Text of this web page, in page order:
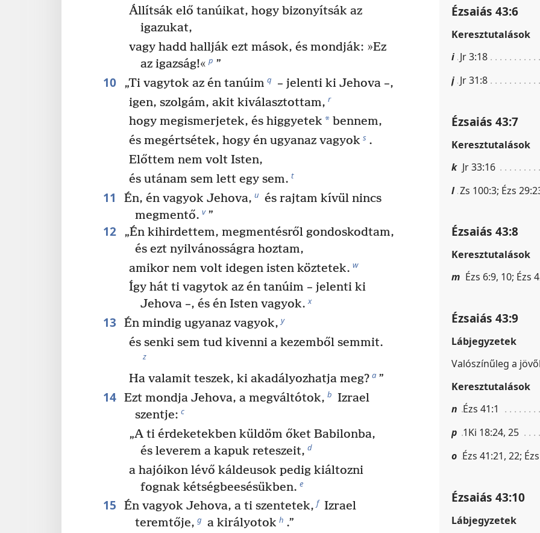
Állítsák elő tanúikat, hogy bizonyítsák az
igazukat,
vagy hadd hallják ezt mások, és mondják: »Ez
az igazság!« p ”
10 „Ti vagytok az én tanúim q
– jelenti ki Jehova –,
igen, szolgám, akit kiválasztottam, r
hogy megismerjetek, és higgyetek * bennem,
és megértsétek, hogy én ugyanaz vagyok s .
Előttem nem volt Isten,
és utánam sem lett egy sem. t
11 Én, én vagyok Jehova, u és rajtam kívül nincs
megmentő. v ”
12
„Én kihirdettem, megmentésről gondoskodtam,
és ezt nyilvánosságra hoztam,
amikor nem volt idegen isten köztetek. w
Így hát ti vagytok az én tanúim – jelenti ki
Jehova –, és én Isten vagyok. x
13 Én mindig ugyanaz vagyok, y
és senki sem tud kivenni a kezemből semmit.
z
Ha valamit teszek, ki akadályozhatja meg? a ”
14 Ezt mondja Jehova, a megváltótok, b Izrael
szentje: c
„A ti érdeketekben küldöm őket Babilonba,
és leverem a kapuk reteszeit, d
a hajóikon lévő káldeusok pedig kiáltozni
fognak kétségbeesésükben. e
15 Én vagyok Jehova, a ti szentetek, f Izrael
teremtője, g a királyotok h .”
Ézsaiás 43:6
Keresztutalások
i Jr 3:18
j Jr 31:8
Ézsaiás 43:7
Keresztutalások
k Jr 33:16
l Zs 100:3; Ézs
Ézsaiás 43:8
Keresztutalások
m Ézs 6:9, 10; Ézs
Ézsaiás 43:9
Lábjegyzetek
Valószínűleg a
Keresztutalások
n Ézs 41:1
p 1Ki 18:24, 25
o Ézs 41:21, 22;
Ézsaiás 43:10
Lábjegyzetek